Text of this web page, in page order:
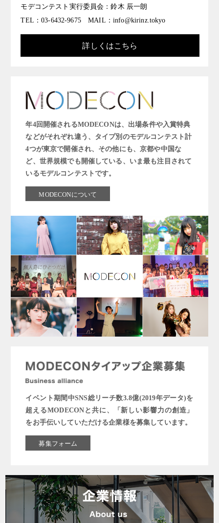
モデコンテスト実行委員会：鈴木 辰一朗
TEL：03-6432-9675 MAIL：info@kirinz.tokyo
詳しくはこちら
年4回開催されるMODECONは、出場条件や入賞特典
などがそれぞれ違う、タイプ別のモデルコンテスト計
4つが東京で開催され、その他にも、京都や中国な
ど、世界規模でも開催している、いま最も注目されて
いるモデルコンテストです。
MODECONについて
イベント期間中SNS総リーチ数3.8億(2019年データ)を
超えるMODECONと共に、「新しい影響力の創造」
をお手伝いしていただける企業様を募集しています。
募集フォーム